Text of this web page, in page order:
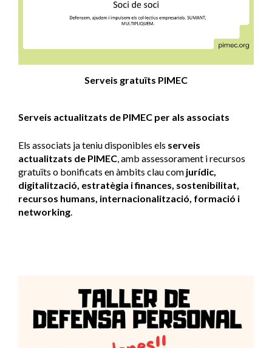
Serveis gratuïts PIMEC
Serveis actualitzats de PIMEC per als associats
Els associats ja teniu disponibles els serveis
actualitzats de PIMEC, amb assessorament i recursos
gratuïts o bonificats en àmbits clau com jurídic,
digitalització, estratègia i finances, sostenibilitat,
recursos humans, internacionalització, formació i
networking.